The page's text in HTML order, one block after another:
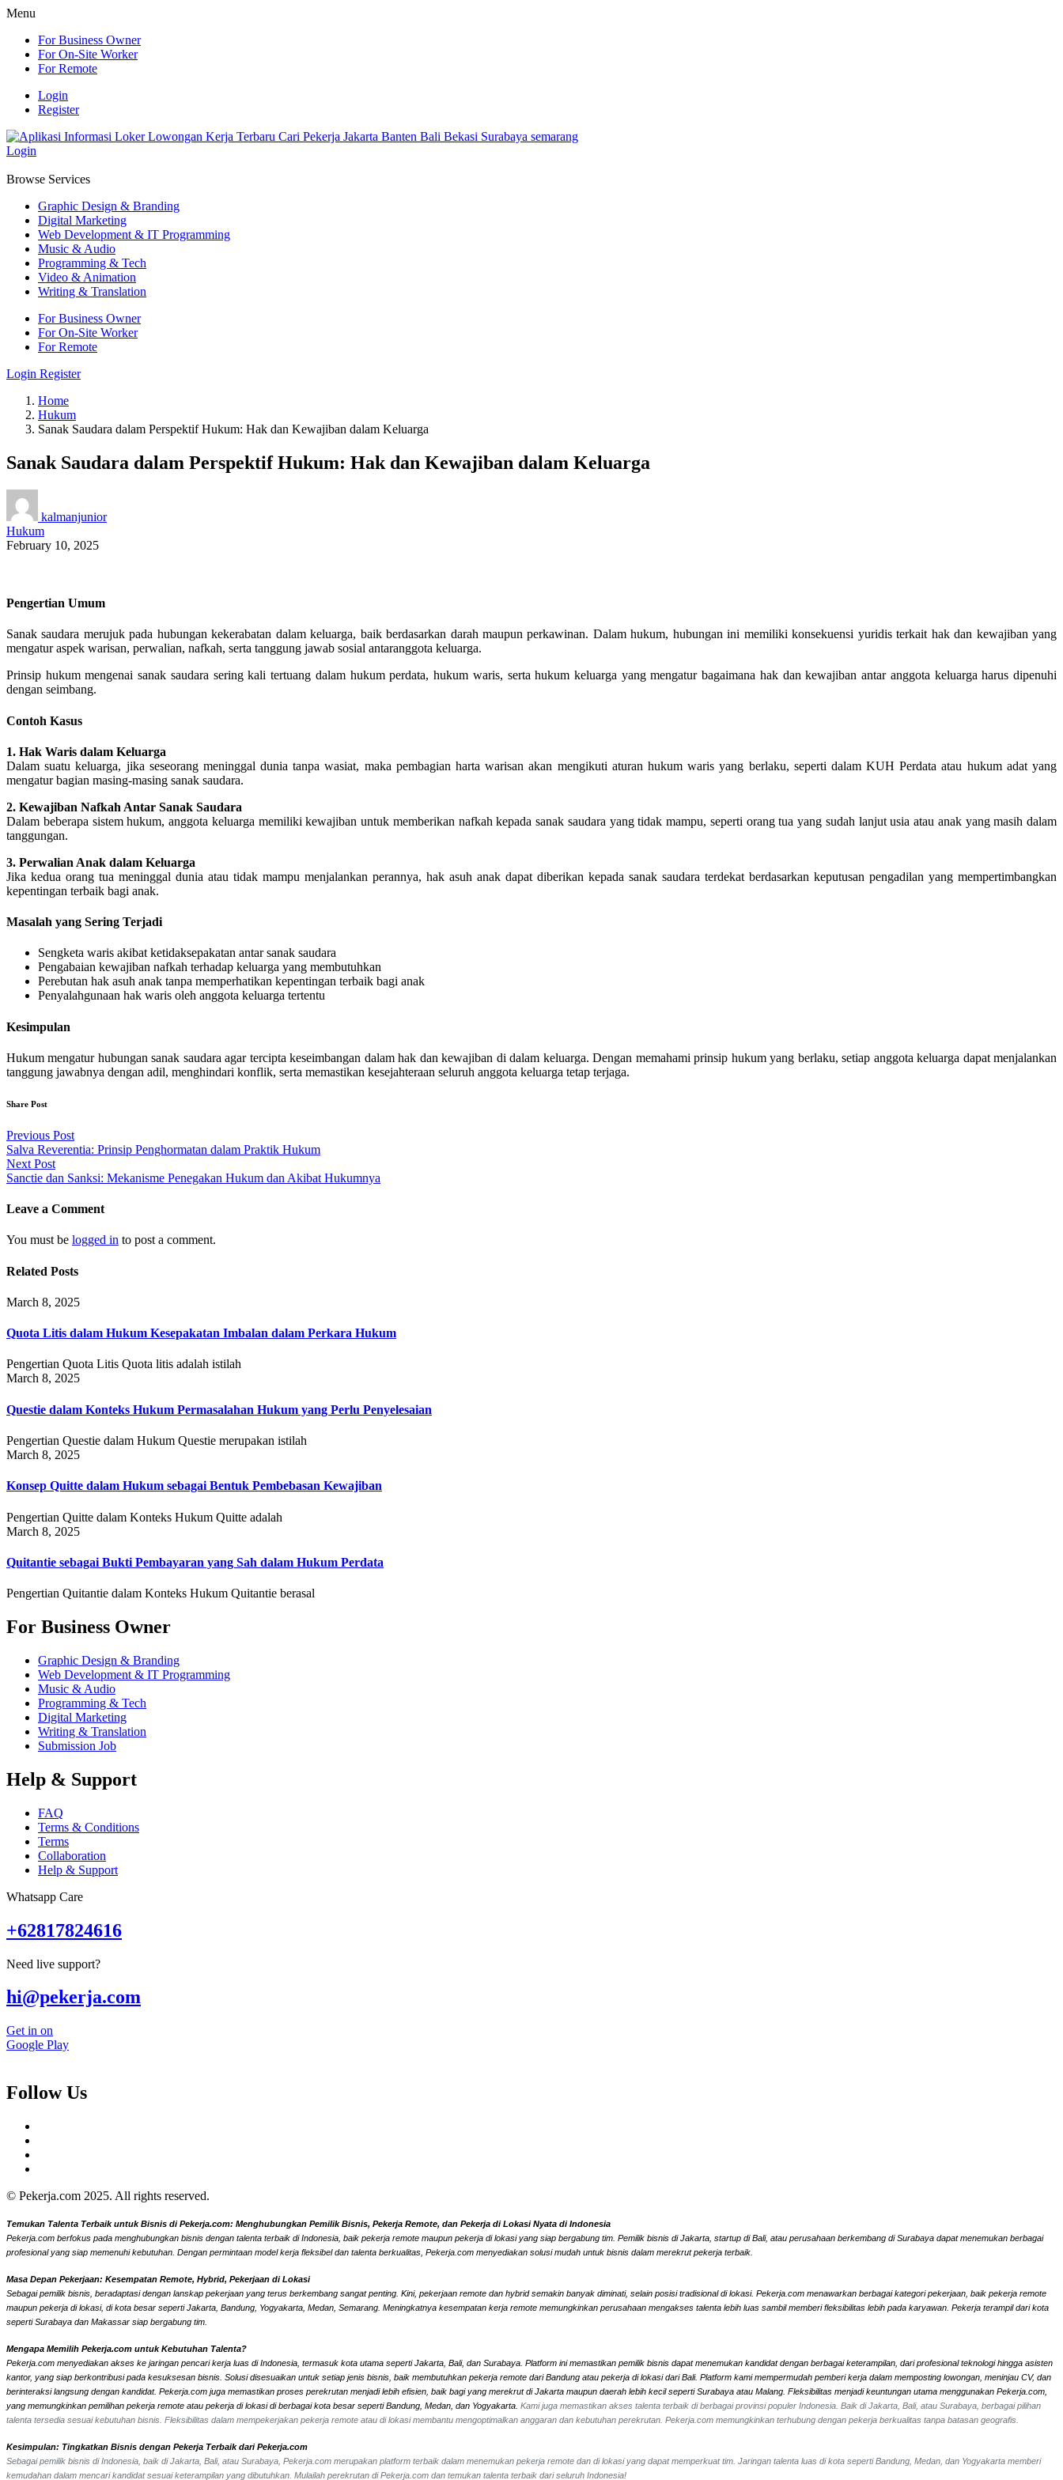
Menu
For Business Owner
For On-Site Worker
For Remote
Login
Register
Login
Browse Services
Graphic Design & Branding
Digital Marketing
Web Development & IT Programming
Music & Audio
Programming & Tech
Video & Animation
Writing & Translation
For Business Owner
For On-Site Worker
For Remote
Login Register
Home
Hukum
Sanak Saudara dalam Perspektif Hukum: Hak dan Kewajiban dalam Keluarga
Sanak Saudara dalam Perspektif Hukum: Hak dan Kewajiban dalam Keluarga
kalmanjunior
Hukum
February 10, 2025
Pengertian Umum
Sanak saudara merujuk pada hubungan kekerabatan dalam keluarga, baik berdasarkan darah maupun perkawinan. Dalam hukum, hubungan ini memiliki konsekuensi yuridis terkait hak dan kewajiban yang
mengatur aspek warisan, perwalian, nafkah, serta tanggung jawab sosial antaranggota keluarga.
Prinsip hukum mengenai sanak saudara sering kali tertuang dalam hukum perdata, hukum waris, serta hukum keluarga yang mengatur bagaimana hak dan kewajiban antar anggota keluarga harus dipenuhi
dengan seimbang.
Contoh Kasus
1. Hak Waris dalam Keluarga
Dalam suatu keluarga, jika seseorang meninggal dunia tanpa wasiat, maka pembagian harta warisan akan mengikuti aturan hukum waris yang berlaku, seperti dalam KUH Perdata atau hukum adat yang
mengatur bagian masing-masing sanak saudara.
2. Kewajiban Nafkah Antar Sanak Saudara
Dalam beberapa sistem hukum, anggota keluarga memiliki kewajiban untuk memberikan nafkah kepada sanak saudara yang tidak mampu, seperti orang tua yang sudah lanjut usia atau anak yang masih dalam
tanggungan.
3. Perwalian Anak dalam Keluarga
Jika kedua orang tua meninggal dunia atau tidak mampu menjalankan perannya, hak asuh anak dapat diberikan kepada sanak saudara terdekat berdasarkan keputusan pengadilan yang mempertimbangkan
kepentingan terbaik bagi anak.
Masalah yang Sering Terjadi
Sengketa waris akibat ketidaksepakatan antar sanak saudara
Pengabaian kewajiban nafkah terhadap keluarga yang membutuhkan
Perebutan hak asuh anak tanpa memperhatikan kepentingan terbaik bagi anak
Penyalahgunaan hak waris oleh anggota keluarga tertentu
Kesimpulan
Hukum mengatur hubungan sanak saudara agar tercipta keseimbangan dalam hak dan kewajiban di dalam keluarga. Dengan memahami prinsip hukum yang berlaku, setiap anggota keluarga dapat menjalankan
tanggung jawabnya dengan adil, menghindari konflik, serta memastikan kesejahteraan seluruh anggota keluarga tetap terjaga.
Share Post
Post
navigation
Previous Post
Salva Reverentia: Prinsip Penghormatan dalam Praktik Hukum
Next Post
Sanctie dan Sanksi: Mekanisme Penegakan Hukum dan Akibat Hukumnya
Leave a Comment
You must be logged in to post a comment.
Related Posts
March 8, 2025
Quota Litis dalam Hukum Kesepakatan Imbalan dalam Perkara Hukum
Pengertian Quota Litis Quota litis adalah istilah
March 8, 2025
Questie dalam Konteks Hukum Permasalahan Hukum yang Perlu Penyelesaian
Pengertian Questie dalam Hukum Questie merupakan istilah
March 8, 2025
Konsep Quitte dalam Hukum sebagai Bentuk Pembebasan Kewajiban
Pengertian Quitte dalam Konteks Hukum Quitte adalah
March 8, 2025
Quitantie sebagai Bukti Pembayaran yang Sah dalam Hukum Perdata
Pengertian Quitantie dalam Konteks Hukum Quitantie berasal
For Business Owner
Graphic Design & Branding
Web Development & IT Programming
Music & Audio
Programming & Tech
Digital Marketing
Writing & Translation
Submission Job
Help & Support
FAQ
Terms & Conditions
Terms
Collaboration
Help & Support
Whatsapp Care
+62817824616
Need live support?
hi@pekerja.com
Get in on
Google Play
Follow Us
© Pekerja.com 2025. All rights reserved.
Temukan Talenta Terbaik untuk Bisnis di Pekerja.com: Menghubungkan Pemilik Bisnis, Pekerja Remote, dan Pekerja di Lokasi Nyata di Indonesia
Pekerja.com berfokus pada menghubungkan bisnis dengan talenta terbaik di Indonesia, baik pekerja remote maupun pekerja di lokasi yang siap bergabung tim. Pemilik bisnis di Jakarta, startup di Bali, atau perusahaan berkembang di Surabaya dapat menemukan berbagai
profesional yang siap memenuhi kebutuhan. Dengan permintaan model kerja fleksibel dan talenta berkualitas, Pekerja.com menyediakan solusi mudah untuk bisnis dalam merekrut pekerja terbaik.
Masa Depan Pekerjaan: Kesempatan Remote, Hybrid, Pekerjaan di Lokasi
Sebagai pemilik bisnis, beradaptasi dengan lanskap pekerjaan yang terus berkembang sangat penting. Kini, pekerjaan remote dan hybrid semakin banyak diminati, selain posisi tradisional di lokasi. Pekerja.com menawarkan berbagai kategori pekerjaan, baik pekerja remote
maupun pekerja di lokasi, di kota besar seperti Jakarta, Bandung, Yogyakarta, Medan, Semarang. Meningkatnya kesempatan kerja remote memungkinkan perusahaan mengakses talenta lebih luas sambil memberi fleksibilitas lebih pada karyawan. Pekerja terampil dari kota
seperti Surabaya dan Makassar siap bergabung tim.
Mengapa Memilih Pekerja.com untuk Kebutuhan Talenta?
Pekerja.com menyediakan akses ke jaringan pencari kerja luas di Indonesia, termasuk kota utama seperti Jakarta, Bali, dan Surabaya. Platform ini memastikan pemilik bisnis dapat menemukan kandidat dengan berbagai keterampilan, dari profesional teknologi hingga asisten
kantor, yang siap berkontribusi pada kesuksesan bisnis. Solusi disesuaikan untuk setiap jenis bisnis, baik membutuhkan pekerja remote dari Bandung atau pekerja di lokasi dari Bali. Platform kami mempermudah pemberi kerja dalam memposting lowongan, meninjau CV, dan
berinteraksi langsung dengan kandidat. Pekerja.com juga memastikan proses perekrutan menjadi lebih efisien, baik bagi yang merekrut di Jakarta maupun daerah lebih kecil seperti Surabaya atau Malang. Fleksibilitas menjadi keuntungan utama menggunakan Pekerja.com,
yang memungkinkan pemilihan pekerja remote atau pekerja di lokasi di berbagai kota besar seperti Bandung, Medan, dan Yogyakarta. Kami juga memastikan akses talenta terbaik di berbagai provinsi populer Indonesia. Baik di Jakarta, Bali, atau Surabaya, berbagai pilihan
talenta tersedia sesuai kebutuhan bisnis. Fleksibilitas dalam mempekerjakan pekerja remote atau di lokasi membantu mengoptimalkan anggaran dan kebutuhan perekrutan. Pekerja.com memungkinkan terhubung dengan pekerja berkualitas tanpa batasan geografis.
Kesimpulan: Tingkatkan Bisnis dengan Pekerja Terbaik dari Pekerja.com
Sebagai pemilik bisnis di Indonesia, baik di Jakarta, Bali, atau Surabaya, Pekerja.com merupakan platform terbaik dalam menemukan pekerja remote dan di lokasi yang dapat memperkuat tim. Jaringan talenta luas di kota seperti Bandung, Medan, dan Yogyakarta memberi
kemudahan dalam mencari kandidat sesuai keterampilan yang dibutuhkan. Mulailah perekrutan di Pekerja.com dan temukan talenta terbaik dari seluruh Indonesia!